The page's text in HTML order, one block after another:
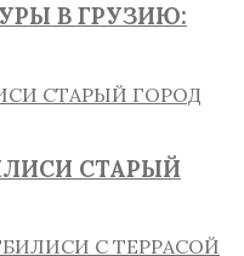
В ГРУЗИЮ:
СТАРЫЙ